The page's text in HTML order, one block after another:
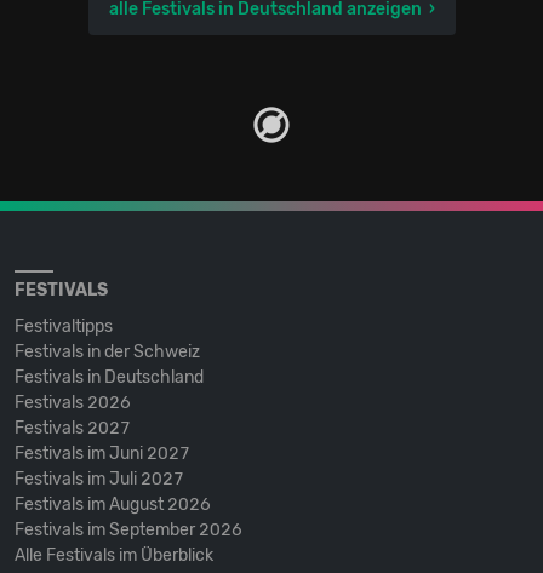
alle Festivals in Deutschland anzeigen
FESTIVALS
Festivaltipps
Festivals in der Schweiz
Festivals in Deutschland
Festivals 2026
Festivals 2027
Festivals im Juni 2027
Festivals im Juli 2027
Festivals im August 2026
Festivals im September 2026
Alle Festivals im Überblick